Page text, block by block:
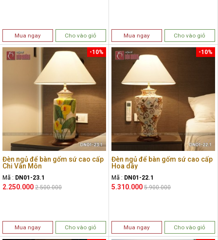
Mua ngay Cho vào giỏ Mua ngay Cho vào giỏ
Đèn ngủ để bàn gốm sứ cao cấp
Chi Vân Môn
Mã : DN01-23.1
2.250.000
-10%
2.500.000
Mua ngay Cho vào giỏ
Đèn ngủ để bàn gốm sứ cao cấp
Hoa dây
Mã : DN01-22.1
5.310.000
-10%
5.900.000
Mua ngay Cho vào giỏ